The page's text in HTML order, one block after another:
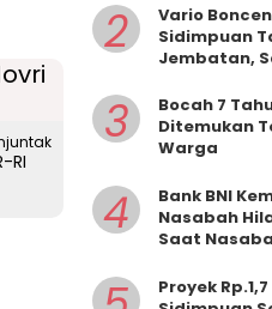
RI
2
Vario
Sidimpuan
Jembatan,
3
Bocah 7
Ditemukan
Warga
4
Bank BNI
Nasabah
Saat
Proyek